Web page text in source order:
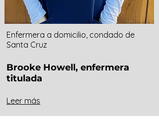
Enfermera a domicilio, condado de
Santa Cruz
Brooke Howell, enfermera
titulada
Leer más